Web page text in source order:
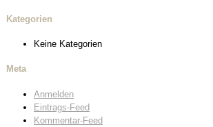
Privathäuser
Innenarchitektur
Außenanlagen
Kategorien
Keine Kategorien
Meta
Anmelden
Eintrags-Feed
Kommentar-Feed